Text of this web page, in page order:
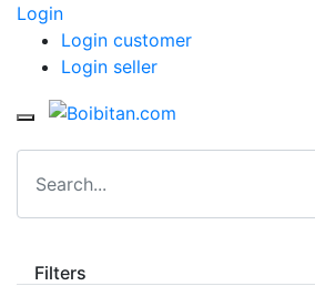
Login
Login customer
Login seller
Filters